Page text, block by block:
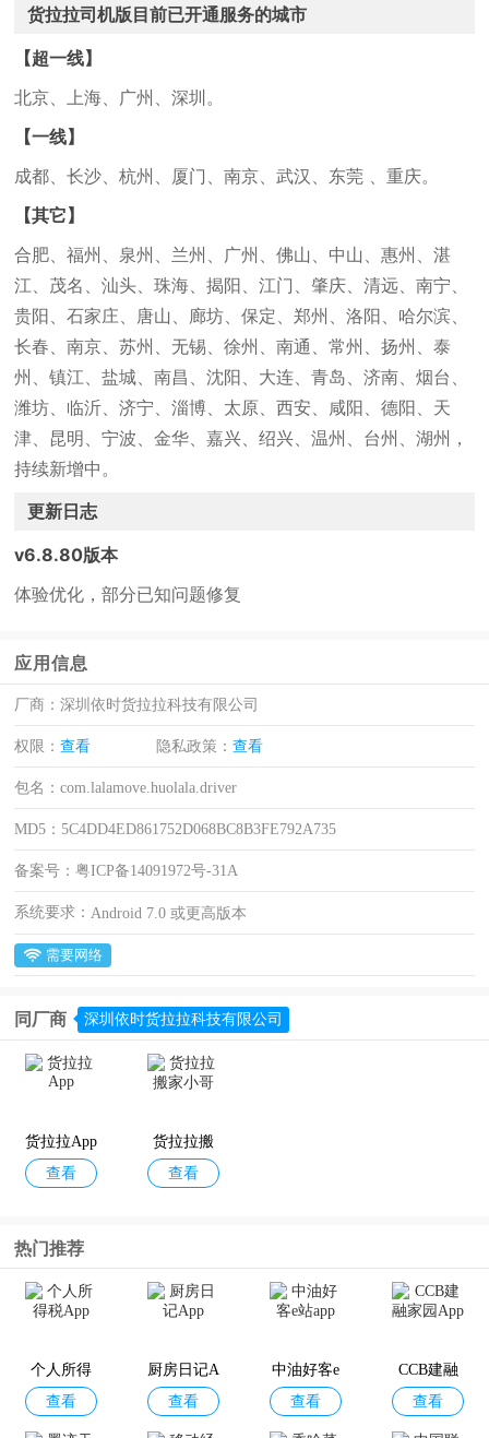
货拉拉司机版目前已开通服务的城市
【超一线】
北京、上海、广州、深圳。
【一线】
成都、长沙、杭州、厦门、南京、武汉、东莞 、重庆。
【其它】
合肥、福州、泉州、兰州、广州、佛山、中山、惠州、湛
江、茂名、汕头、珠海、揭阳、江门、肇庆、清远、南宁、
贵阳、石家庄、唐山、廊坊、保定、郑州、洛阳、哈尔滨、
长春、南京、苏州、无锡、徐州、南通、常州、扬州、泰
州、镇江、盐城、南昌、沈阳、大连、青岛、济南、烟台、
潍坊、临沂、济宁、淄博、太原、西安、咸阳、德阳、天
津、昆明、宁波、金华、嘉兴、绍兴、温州、台州、湖州，
持续新增中。
更新日志
v6.8.80版本
体验优化，部分已知问题修复
应用信息
厂商：深圳依时货拉拉科技有限公司
权限：查看 隐私政策：查看
包名：com.lalamove.huolala.driver
MD5： 5C4DD4ED861752D068BC8B3FE792A735
备案号：粤ICP备14091972号-31A
系统要求： Android 7.0 或更高版本
需要网络
同厂商 深圳依时货拉拉科技有限公司
货拉拉App
查看
货拉拉搬
家小哥
查看
热门推荐
个人所得
税App
查看
厨房日记A
pp
查看
中油好客e
站app
查看
CCB建融
家园App
查看